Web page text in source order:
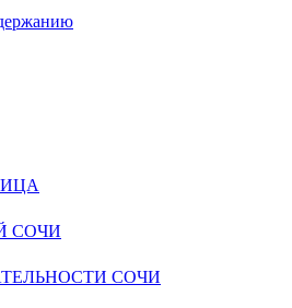
СОЧИ
СОЧИ